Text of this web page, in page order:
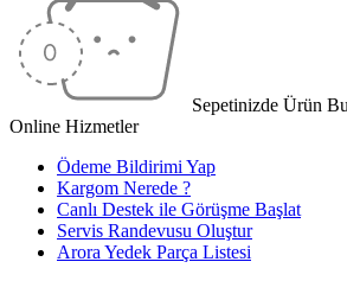
Sepetinizde Ürün
Online Hizmetler
Ödeme Bildirimi Yap
Kargom Nerede ?
Canlı Destek ile Görüşme Başlat
Servis Randevusu Oluştur
Arora Yedek Parça Listesi